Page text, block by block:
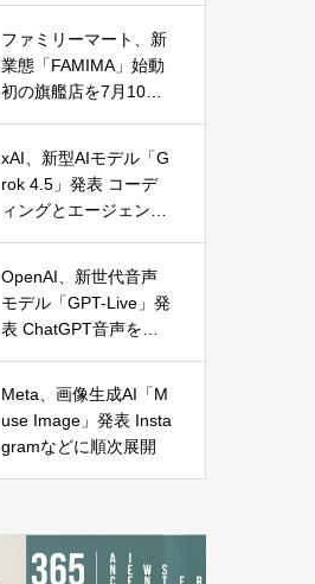
ファミリーマート、新
業態「FAMIMA」始動
初の旗艦店を7月10日
xAI、新型AIモデル「G
rok 4.5」発表 コーデ
ィングとエージェント
OpenAI、新世代音声
モデル「GPT-Live」発
表 ChatGPT音声を全
Meta、画像生成AI「M
use Image」発表 Insta
gramなどに順次展開